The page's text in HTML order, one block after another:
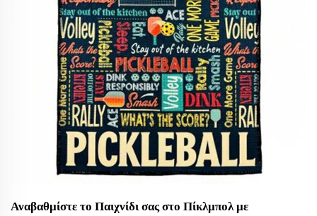
Αναβαθμίστε το Παιχνίδι σας στο Πίκλμπολ με